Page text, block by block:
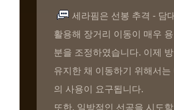
세라핌은 선봉 추격 - 담
활용해 장거리 이동이 매우
분을 조정하였습니다. 이제
유지한 채 이동하기 위해서는
의 사용이 요구됩니다.
또한, 일방적인 선공을 시도